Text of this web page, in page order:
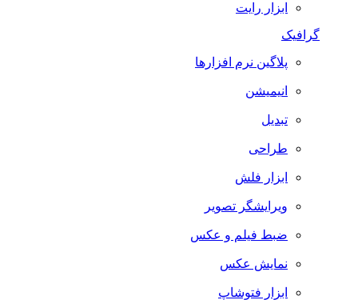
ابزار رایت
گرافیک
پلاگین نرم افزارها
انیمیشن
تبدیل
طراحی
ابزار فلش
ویرایشگر تصویر
ضبط فيلم و عكس
نمایش عکس
ابزار فتوشاپ